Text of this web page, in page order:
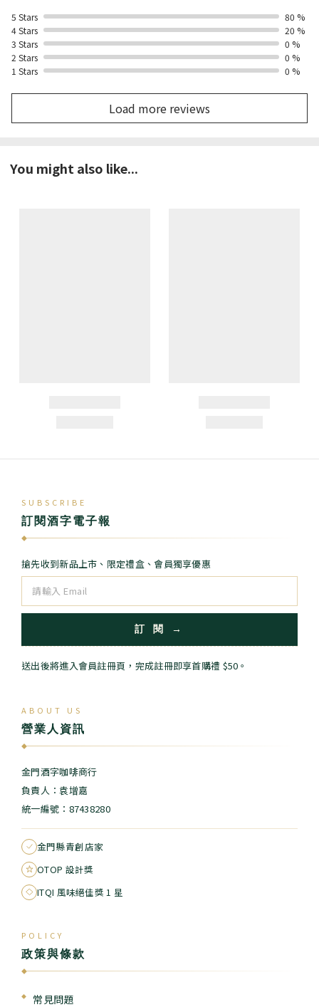
5 Stars
80 %
4 Stars
20 %
3 Stars
0 %
2 Stars
0 %
1 Stars
0 %
Load more reviews
You might also like...
SUBSCRIBE
訂閱酒字電子報
◆
搶先收到新品上市、限定禮盒、會員獨享優惠
訂 閱 →
送出後將進入會員註冊頁，完成註冊即享首購禮 $50。
ABOUT US
營業人資訊
◆
金門酒字咖啡商行
負責人：袁增嘉
統一編號：87438280
金門縣青創店家
OTOP 設計獎
ITQI 風味絕佳獎 1 星
POLICY
政策與條款
◆
常見問題